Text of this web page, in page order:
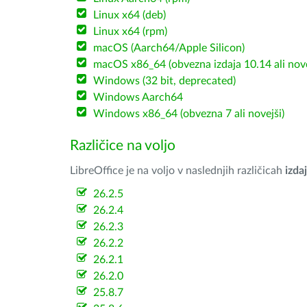
Linux x64 (deb)
Linux x64 (rpm)
macOS (Aarch64/Apple Silicon)
macOS x86_64 (obvezna izdaja 10.14 ali
Windows (32 bit, deprecated)
Windows Aarch64
Windows x86_64 (obvezna 7 ali novejši)
Različice na voljo
LibreOffice je na voljo v naslednjih različicah izdaj
26.2.5
26.2.4
26.2.3
26.2.2
26.2.1
26.2.0
25.8.7